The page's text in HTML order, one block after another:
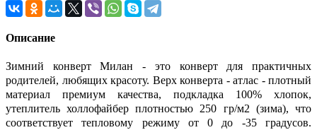
Описание
Зимний конверт Милан - это конверт для практичных
родителей, любящих красоту. Верх конверта - атлас - плотный
материал премиум качества, подкладка 100% хлопок,
утеплитель холлофайбер плотностью 250 гр/м2 (зима), что
соответствует тепловому режиму от 0 до -35 градусов.